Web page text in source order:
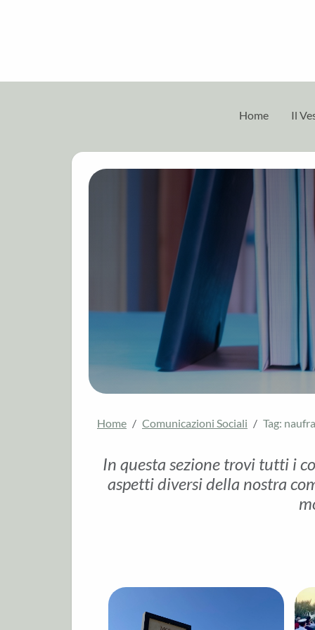
Home Il
Home Comunicazioni Sociali Tag:
In questa sezione trovi tutti i
aspetti diversi della nostra